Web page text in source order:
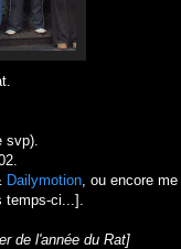
svp).
Dailymotion, ou encore me
temps-ci...].
de l'année du Rat]